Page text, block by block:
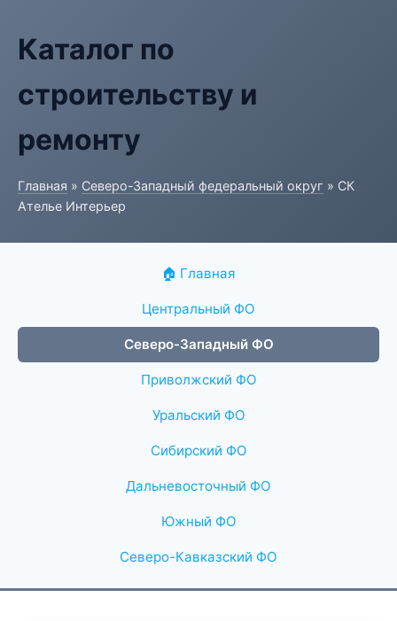
Каталог по
строительству и
ремонту
Главная » Северо-Западный федеральный округ » СК
Ателье Интерьер
🏠 Главная
Центральный ФО
Северо-Западный ФО
Приволжский ФО
Уральский ФО
Сибирский ФО
Дальневосточный ФО
Южный ФО
Северо-Кавказский ФО